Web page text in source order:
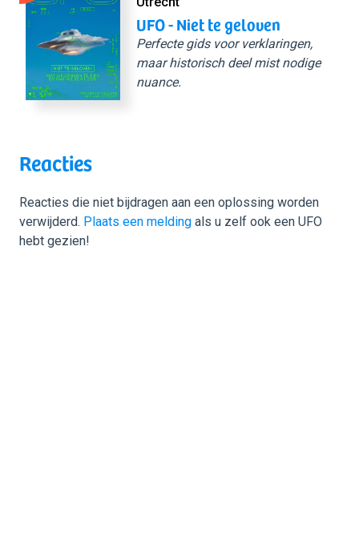
UFO - Niet te geloven
Perfecte gids voor verklaringen,
maar historisch deel mist nodige
nuance.
Reacties
Reacties die niet bijdragen aan een oplossing worden
verwijderd. Plaats een melding als u zelf ook een UFO
hebt gezien!